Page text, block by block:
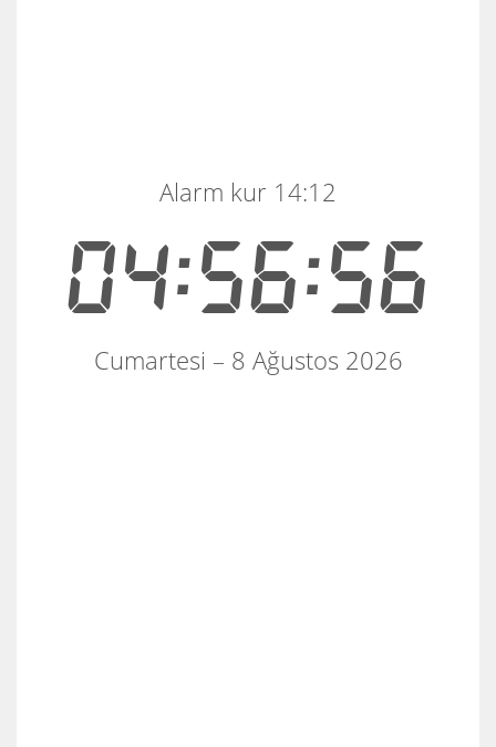
04:56:56
Alarm kur 14:12
Cumartesi – 8 Ağustos 2026